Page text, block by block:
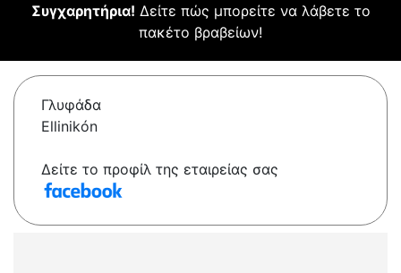
Συγχαρητήρια! Δείτε πώς μπορείτε να λάβετε το
πακέτο βραβείων!
Γλυφάδα
Ellinikón
Δείτε το προφίλ της εταιρείας σας